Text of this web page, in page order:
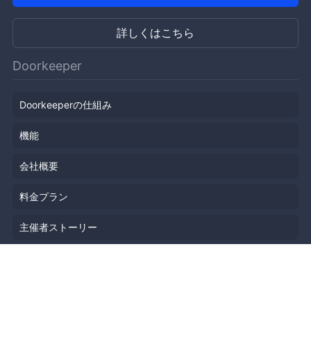
詳しくはこちら
Doorkeeper
Doorkeeperの仕組み
機能
会社概要
料金プラン
主催者ストーリー